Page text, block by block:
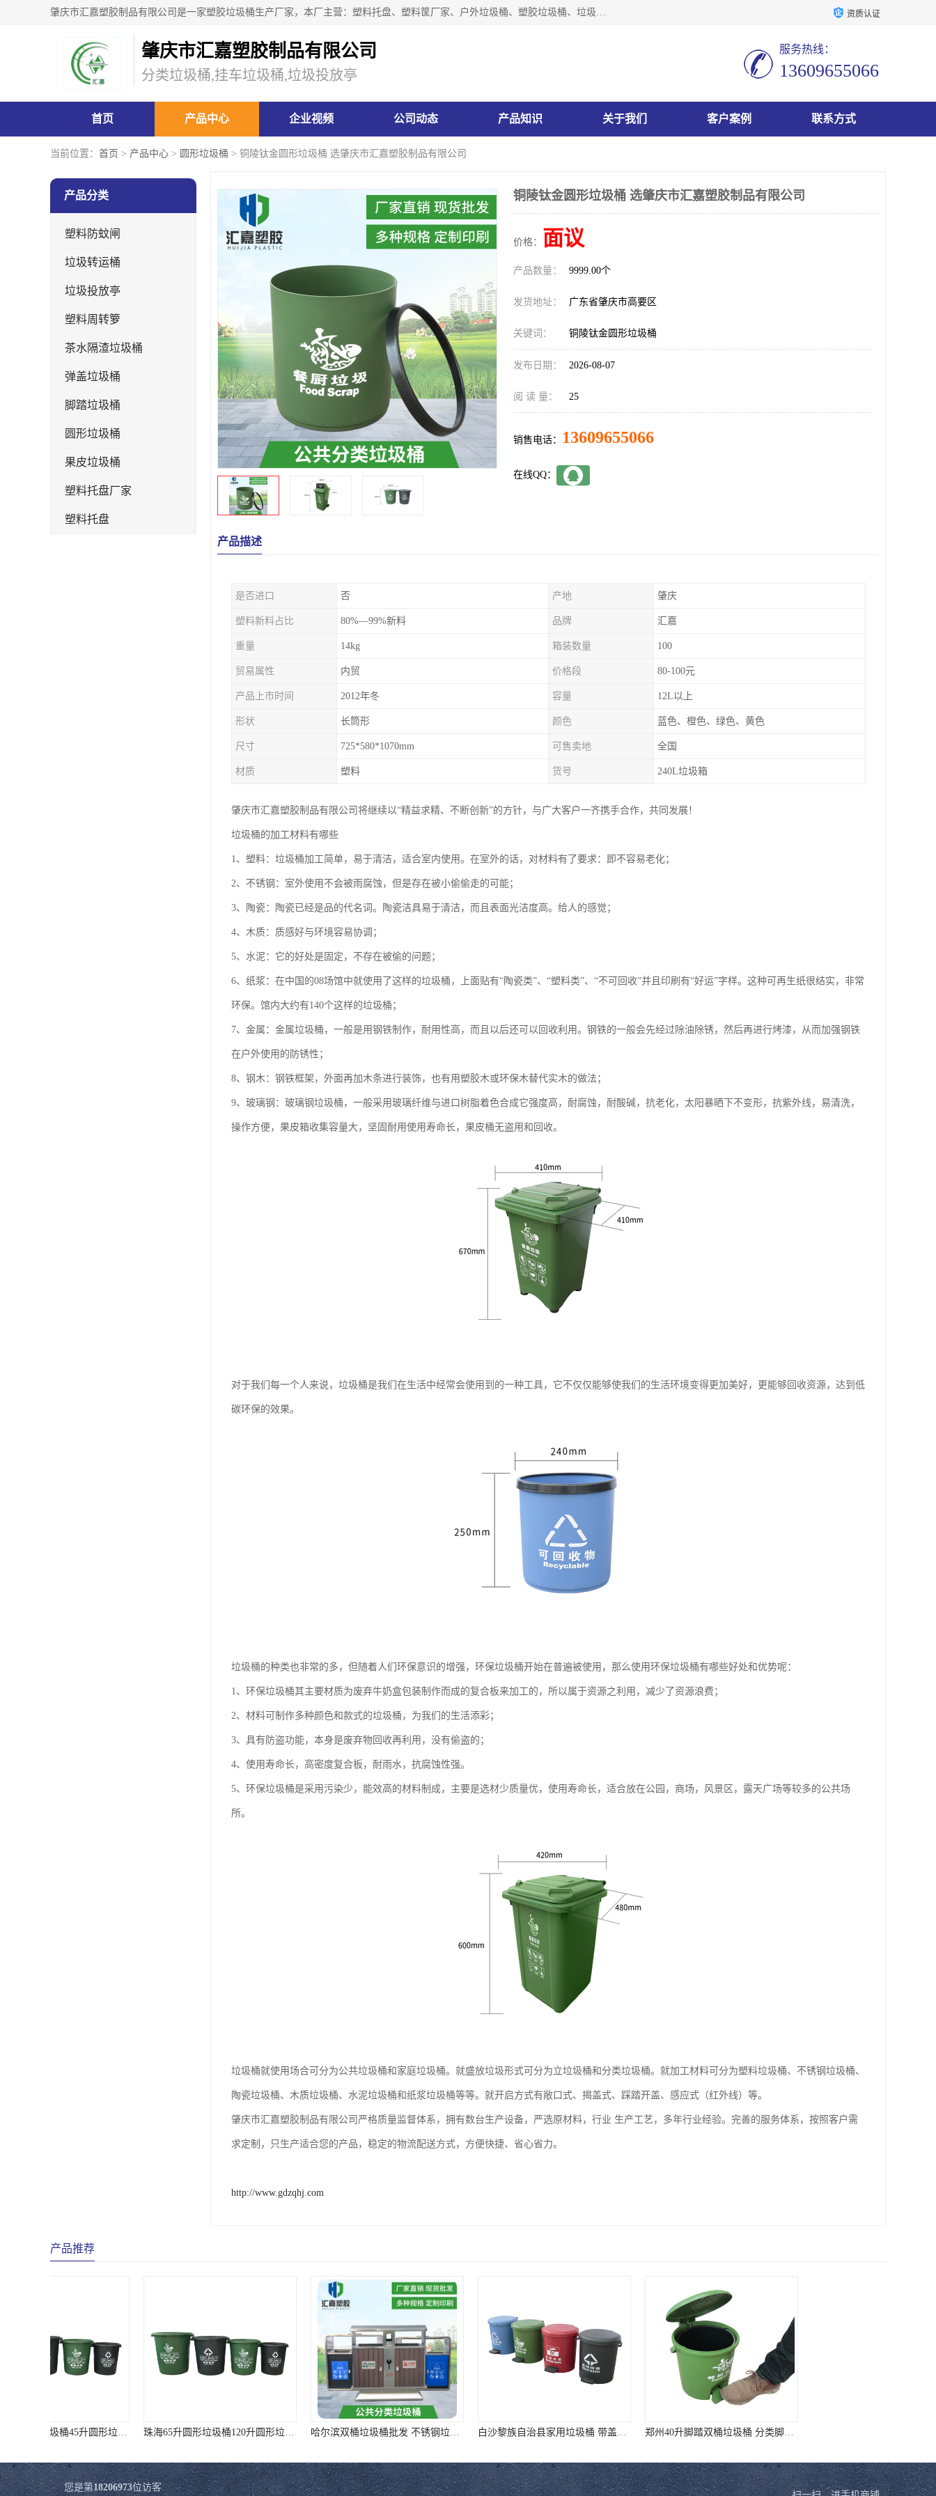
肇庆市汇嘉塑胶制品有限公司是一家塑胶垃圾桶生产厂家，本厂主营：塑料托盘、塑料筐厂家、户外垃圾桶、塑胶垃圾桶、垃圾桶等产品，深受广大客户的欢迎。公司拥有一支勇于、善于集思广益的生产队伍，实力雄厚的技术力量，一贯奉行“以人为本”的管理和服务理念。 资质认证
肇庆市汇嘉塑胶制品有限公司
分类垃圾桶,挂车垃圾桶,垃圾投放亭
服务热线：
13609655066
首页 产品中心 企业视频 公司动态 产品知识 关于我们 客户案例 联系方式
当前位置： 首页 > 产品中心 > 圆形垃圾桶 > 铜陵钛金圆形垃圾桶 选肇庆市汇嘉塑胶制品有限公司
产品分类
塑料防蚊闸
垃圾转运桶
垃圾投放亭
塑料周转箩
茶水隔渣垃圾桶
弹盖垃圾桶
脚踏垃圾桶
圆形垃圾桶
果皮垃圾桶
塑料托盘厂家
塑料托盘
铜陵钛金圆形垃圾桶 选肇庆市汇嘉塑胶制品有限公司
价格： 面议
产品数量： 9999.00个
发货地址： 广东省肇庆市高要区
关键词： 铜陵钛金圆形垃圾桶
发布日期： 2026-08-07
阅 读 量： 25
销售电话： 13609655066
在线QQ：
产品描述
是否进口 否 产地 肇庆
塑料新料占比 80%—99%新料 品牌 汇嘉
重量 14kg 箱装数量 100
贸易属性 内贸 价格段 80-100元
产品上市时间 2012年冬 容量 12L以上
形状 长筒形 颜色 蓝色、橙色、绿色、黄色
尺寸 725*580*1070mm 可售卖地 全国
材质 塑料 货号 240L垃圾箱
肇庆市汇嘉塑胶制品有限公司将继续以“精益求精、不断创新”的方针，与广大客户一齐携手合作，共同发展！
垃圾桶的加工材料有哪些
1、塑料：垃圾桶加工简单，易于清洁，适合室内使用。在室外的话，对材料有了要求：即不容易老化；
2、不锈钢：室外使用不会被雨腐蚀，但是存在被小偷偷走的可能；
3、陶瓷：陶瓷已经是品的代名词。陶瓷洁具易于清洁，而且表面光洁度高。给人的感觉；
4、木质：质感好与环境容易协调；
5、水泥：它的好处是固定，不存在被偷的问题；
6、纸浆：在中国的08场馆中就使用了这样的垃圾桶，上面贴有“陶瓷类”、“塑料类”、“不可回收”并且印刷有“好运”字样。这种可再生纸很结实，非常
环保。馆内大约有140个这样的垃圾桶；
7、金属：金属垃圾桶，一般是用钢铁制作，耐用性高，而且以后还可以回收利用。钢铁的一般会先经过除油除锈，然后再进行烤漆，从而加强钢铁
在户外使用的防锈性；
8、钢木：钢铁框架，外面再加木条进行装饰，也有用塑胶木或环保木替代实木的做法；
9、玻璃钢：玻璃钢垃圾桶，一般采用玻璃纤维与进口树脂着色合成它强度高，耐腐蚀，耐酸碱，抗老化，太阳暴晒下不变形，抗紫外线，易清洗，
操作方便，果皮箱收集容量大，坚固耐用使用寿命长，果皮桶无盗用和回收。
对于我们每一个人来说，垃圾桶是我们在生活中经常会使用到的一种工具，它不仅仅能够使我们的生活环境变得更加美好，更能够回收资源，达到低
碳环保的效果。
垃圾桶的种类也非常的多，但随着人们环保意识的增强，环保垃圾桶开始在普遍被使用，那么使用环保垃圾桶有哪些好处和优势呢：
1、环保垃圾桶其主要材质为废弃牛奶盒包装制作而成的复合板来加工的，所以属于资源之利用，减少了资源浪费；
2、材料可制作多种颜色和款式的垃圾桶，为我们的生活添彩；
3、具有防盗功能，本身是废弃物回收再利用，没有偷盗的；
4、使用寿命长，高密度复合板，耐雨水，抗腐蚀性强。
5、环保垃圾桶是采用污染少，能效高的材料制成，主要是选材少质量优，使用寿命长，适合放在公园，商场，风景区，露天广场等较多的公共场
所。
垃圾桶就使用场合可分为公共垃圾桶和家庭垃圾桶。就盛放垃圾形式可分为立垃圾桶和分类垃圾桶。就加工材料可分为塑料垃圾桶、不锈钢垃圾桶、
陶瓷垃圾桶、木质垃圾桶、水泥垃圾桶和纸浆垃圾桶等等。就开启方式有敞口式、揭盖式、踩踏开盖、感应式（红外线）等。
肇庆市汇嘉塑胶制品有限公司严格质量监督体系，拥有数台生产设备，严选原材料，行业 生产工艺，多年行业经验。完善的服务体系，按照客户需
求定制，只生产适合您的产品，稳定的物流配送方式，方便快捷、省心省力。
http://www.gdzqhj.com
产品推荐
珠海65升圆形垃圾桶120升圆形垃圾桶 样式全质量好价格低 哈尔滨双桶垃圾桶批发 不锈钢垃圾分类箱 选 白沙黎族自治县家用垃圾桶 带盖脚踏垃圾桶 ①样式全②质量好③价格低 郑州40升脚踏双桶垃圾桶 分类脚踏垃圾桶 厂家直销 质量靠谱
您是第18206973位访客